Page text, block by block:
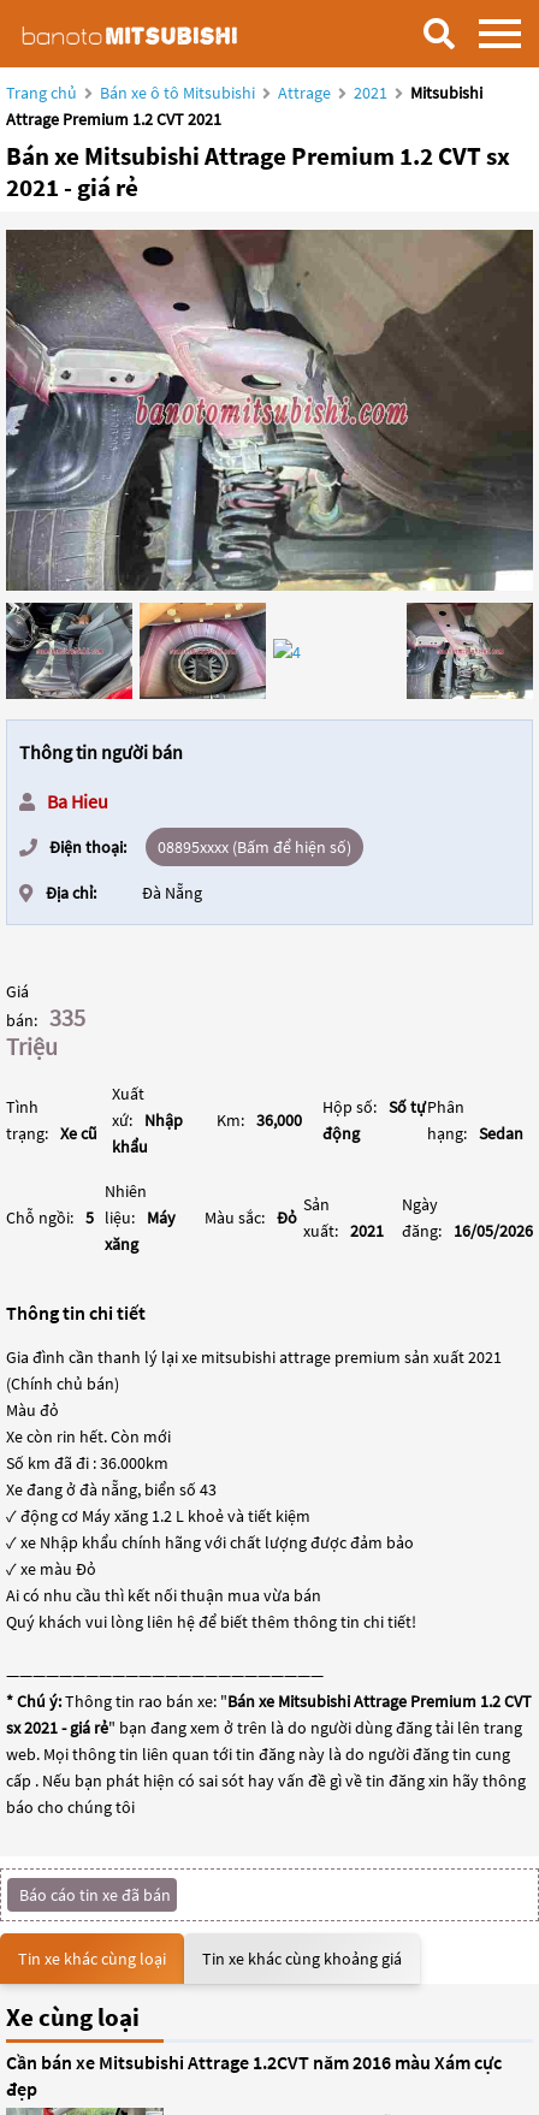
Trang chủ Bán xe ô tô Mitsubishi Attrage 2021
Mitsubishi
Attrage Premium 1.2 CVT 2021
Bán xe Mitsubishi Attrage Premium 1.2 CVT sx
2021 - giá rẻ
Thông tin người bán
Ba Hieu
Điện thoại: 08895xxxx (Bấm để hiện số)
Địa chỉ: Đà Nẵng
Giá
bán: 335
Triệu
Tình
trạng: Xe cũ
Xuất
xứ:
Nhập
khẩu
Km: 36,000
Hộp số: Số tự
động
Phân
hạng: Sedan
Chỗ ngồi: 5
Nhiên
liệu:
Máy
xăng
Màu sắc: Đỏ
Sản
xuất: 2021
Ngày
đăng:
16/05/2026
Thông tin chi tiết
Gia đình cần thanh lý lại xe mitsubishi attrage premium sản xuất 2021
(Chính chủ bán)
Màu đỏ
Xe còn rin hết. Còn mới
Số km đã đi : 36.000km
Xe đang ở đà nẵng, biển số 43
✓ động cơ Máy xăng 1.2 L khoẻ và tiết kiệm
✓ xe Nhập khẩu chính hãng với chất lượng được đảm bảo
✓ xe màu Đỏ
Ai có nhu cầu thì kết nối thuận mua vừa bán
Quý khách vui lòng liên hệ để biết thêm thông tin chi tiết!
————————————————————————
* Chú ý:Thông tin rao bán xe: "Bán xe Mitsubishi Attrage Premium 1.2 CVT
sx 2021 - giá rẻ" bạn đang xem ở trên là do người dùng đăng tải lên trang
web. Mọi thông tin liên quan tới tin đăng này là do người đăng tin cung
cấp . Nếu bạn phát hiện có sai sót hay vấn đề gì về tin đăng xin hãy thông
báo cho chúng tôi
Báo cáo tin xe đã bán
Tin xe khác cùng loại Tin xe khác cùng khoảng giá
Xe cùng loại
Cần bán xe Mitsubishi Attrage 1.2CVT năm 2016 màu Xám cực
đẹp